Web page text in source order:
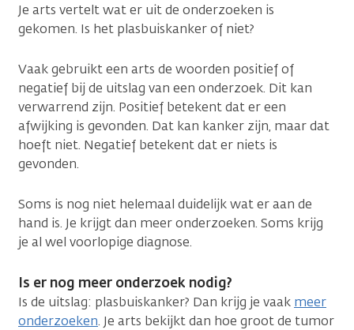
Je arts vertelt wat er uit de onderzoeken is
gekomen. Is het plasbuiskanker of niet?
Vaak gebruikt een arts de woorden positief of
negatief bij de uitslag van een onderzoek. Dit kan
verwarrend zijn. Positief betekent dat er een
afwijking is gevonden. Dat kan kanker zijn, maar dat
hoeft niet. Negatief betekent dat er niets is
gevonden.
Soms is nog niet helemaal duidelijk wat er aan de
hand is. Je krijgt dan meer onderzoeken. Soms krijg
je al wel voorlopige diagnose.
Is er nog meer onderzoek nodig?
Is de uitslag: plasbuiskanker? Dan krijg je vaak meer
onderzoeken. Je arts bekijkt dan hoe groot de tumor